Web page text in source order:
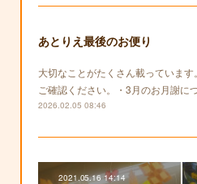
あとりえ最後のお便り
大切なことがたくさん載っています
ご確認ください。・3月のお月謝に
2026.02.05 08:46
2021.05.16 14:14